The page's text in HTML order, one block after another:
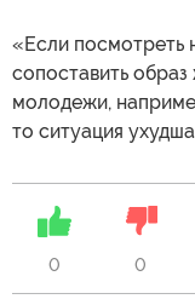
«Если посмотреть
сопоставить
молодежи,
то ситуация
0 0